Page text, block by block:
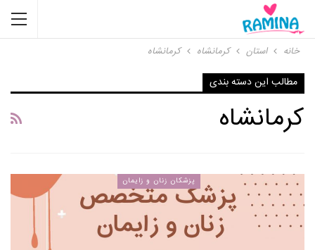
خانه استان کرمانشاه کرمانشاه
مطالب این دسته بندی
کرمانشاه
پزشکان زنان و زایمان